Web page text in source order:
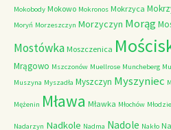
Mokobody Mokowo Mokronos Mokrzyca
Moryń Morzeszczyn Morzyczyn Morąg
Mostówka Moszczenica
Mrągowo Mszczonów Muellrose Muncheberg
Muszyna Myszadła Myszczyn Myszyniec
Mężenin Mława Mławka Młochów
Nadarzyn Nadkole Nadma Nadole Nakło